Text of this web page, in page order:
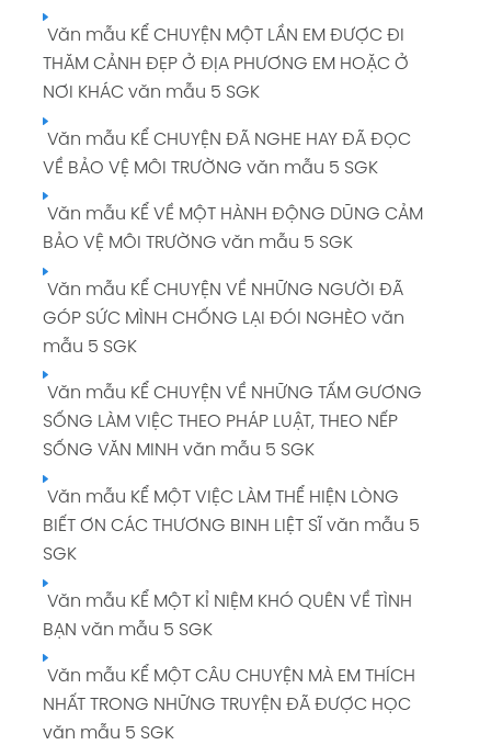
Văn mẫu KỂ CHUYỆN MỘT LẦN EM ĐƯỢC ĐI
THĂM CẢNH ĐẸP Ở ĐỊA PHƯƠNG EM HOẶC Ở
NƠI KHÁC văn mẫu 5 SGK
Văn mẫu KỂ CHUYỆN ĐÃ NGHE HAY ĐÃ ĐỌC
VỀ BẢO VỆ MÔI TRƯỜNG văn mẫu 5 SGK
Văn mẫu KỂ VỀ MỘT HÀNH ĐỘNG DŨNG CẢM
BẢO VỆ MÔI TRƯỜNG văn mẫu 5 SGK
Văn mẫu KỂ CHUYỆN VỀ NHỮNG NGƯỜI ĐÃ
GÓP SỨC MÌNH CHỐNG LẠI ĐÓI NGHÈO văn
mẫu 5 SGK
Văn mẫu KỂ CHUYỆN VỀ NHỮNG TẤM GƯƠNG
SỐNG LÀM VIỆC THEO PHÁP LUẬT, THEO NẾP
SỐNG VĂN MINH văn mẫu 5 SGK
Văn mẫu KỂ MỘT VIỆC LÀM THỂ HIỆN LÒNG
BIẾT ƠN CÁC THƯƠNG BINH LIỆT SĨ văn mẫu 5
SGK
Văn mẫu KỂ MỘT KỈ NIỆM KHÓ QUÊN VỀ TÌNH
BẠN văn mẫu 5 SGK
Văn mẫu KỂ MỘT CÂU CHUYỆN MÀ EM THÍCH
NHẤT TRONG NHỮNG TRUYỆN ĐÃ ĐƯỢC HỌC
văn mẫu 5 SGK